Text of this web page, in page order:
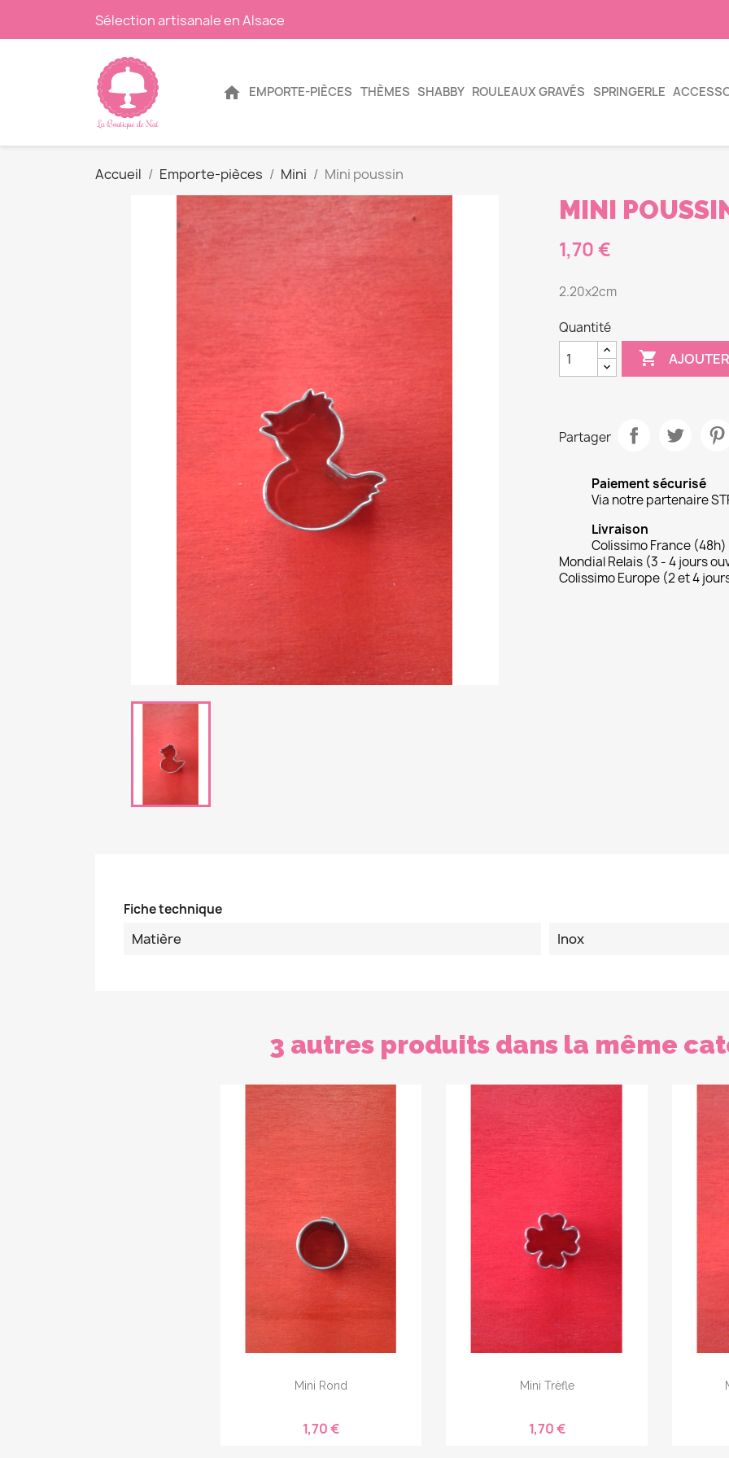
Sélection artisanale en Alsace
home EMPORTE-PIÈCES THÈMES SHABBY ROULEAUX GRAVÉS SPRINGERLE
Accueil Emporte-pièces Mini Mini poussin
MINI
1,70 €
2.20x2cm
Quantité

Partager
Paiement sécurisé
Via notre partenaire
Livraison
Colissimo France (48h)
Mondial Relais (3 - 4 jours
Colissimo Europe (2 et 4
Fiche technique
Matière Inox
3 autres produits dans la même
Mini Rond
1,70 €
Mini Trèfle
1,70 €